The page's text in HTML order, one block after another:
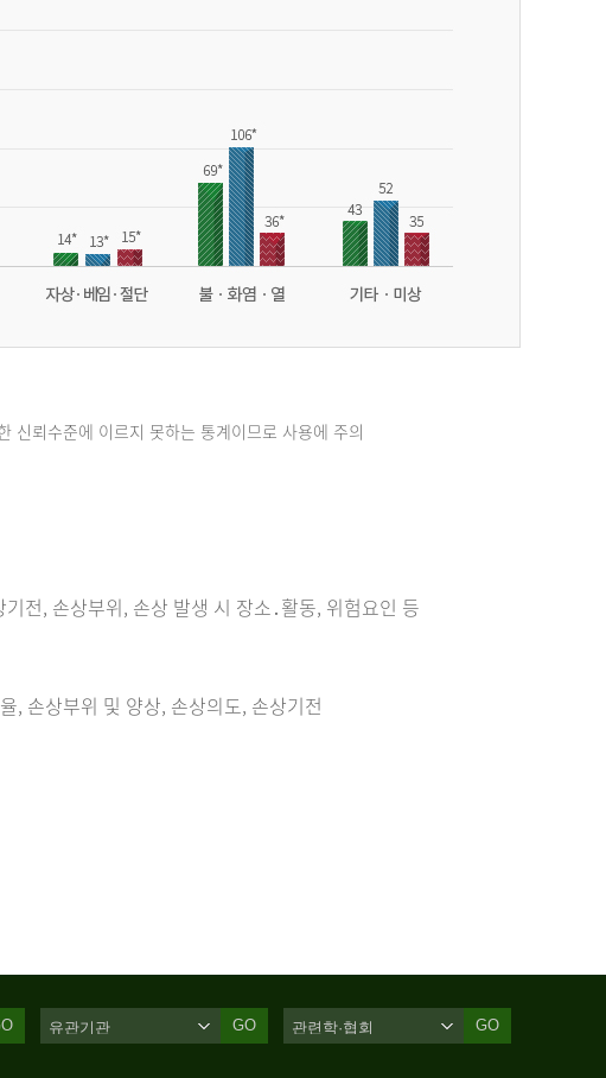
신뢰수준에 이르지 못하는 통계이므로 사용에 주의
전, 손상부위, 손상 발생 시 장소․활동, 위험요인 등
, 손상부위 및 양상, 손상의도, 손상기전
GO GO